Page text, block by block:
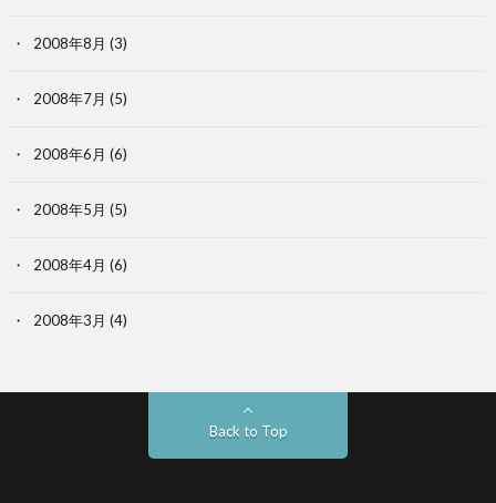
2008年8月 (3)
2008年7月 (5)
2008年6月 (6)
2008年5月 (5)
2008年4月 (6)
2008年3月 (4)
Back to Top